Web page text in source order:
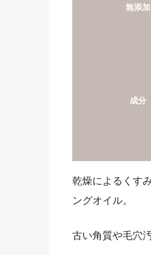
無添加
成分
乾燥によるくす
ングオイル。
古い角質や毛穴